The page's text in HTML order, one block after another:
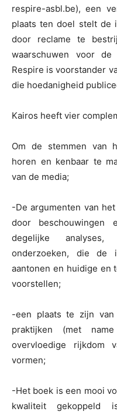
respire-asbl.be), een
plaats ten doel stelt de
door reclame te
waarschuwen voor de
Respire is voorstander
die hoedanigheid
Kairos heeft vier
Om de stemmen van
horen en kenbaar te
van de media;
-De argumenten van
door beschouwingen
degelijke
onderzoeken, die de
aantonen en huidige en
voorstellen;
-een plaats te zijn van
praktijken (met
overvloedige rijkdom
vormen;
-Het boek is een mooi
kwaliteit gekoppeld